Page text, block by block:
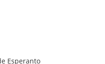
Esperanto